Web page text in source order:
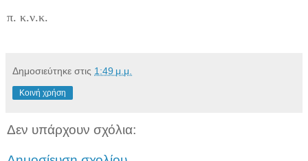
π. κ.ν.κ.
Δημοσιεύτηκε στις 1:49 μ.μ.
Κοινή χρήση
Δεν υπάρχουν σχόλια: